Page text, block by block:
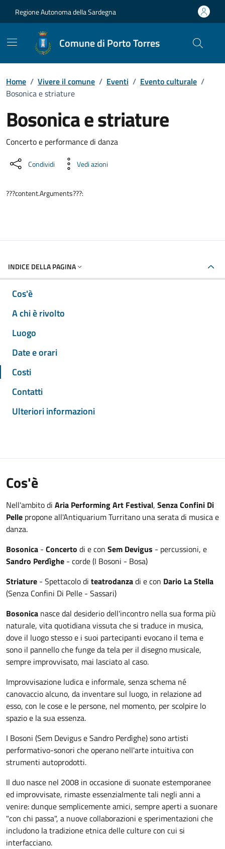
Regione Autonoma della Sardegna
Comune di Porto Torres
Home / Vivere il comune / Eventi / Evento culturale /
Bosonica e striature
Bosonica e striature
Dettaglio dell'evento
Concerto e performance di danza
Condividi Vedi azioni
???content.Arguments???:
INDICE DELLA PAGINA
Cos'è
A chi è rivolto
Luogo
Date e orari
Costi
Contatti
Ulteriori informazioni
Cos'è
Nell'ambito di Aria Performing Art Festival, Senza Confini Di
Pelle propone all'Antiquarium Turritano una serata di musica e
danza.
Bosonica - Concerto di e con Sem Devigus - percussioni, e
Sandro Perdìghe - corde (I Bosoni - Bosa)
Striature - Spettacolo di teatrodanzadi e con Dario La Stella
(Senza Confini Di Pelle - Sassari)
Bosonica nasce dal desiderio dell'incontro nella sua forma più
naturale, vita quotidiana vissuta che si traduce in musica,
dove il luogo stesso e i suoi partecipanti evocano il tema e
sono il pannello che funge da tela per il disegno musicale,
sempre improvvisato, mai lasciato al caso.
Improvvisazione ludica e informale, senza schema né
canovaccio alcuno, da inventare sul luogo, in relazione ad
esso, con le cose e le persone, nel momento, per scolpire lo
spazio e la sua essenza.
I Bosoni (Sem Devigus e Sandro Perdìghe) sono artisti
performativo-sonori che operano nell'arte intuitiva con
strumenti autoprodotti.
Il duo nasce nel 2008 in occasione di suonate estemporanee
ed improvvisate, rimaste essenzialmente tali negli anni a
venire: dunque semplicemente amici, sempre aperti a suonare
"con chi passa", a nuove collaborazioni e sperimentazioni che
includono la tradizione etnica delle culture con cui si
interfacciano.